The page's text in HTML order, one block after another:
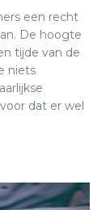
een recht
De hoogte
tijde van de
niets
dat er wel